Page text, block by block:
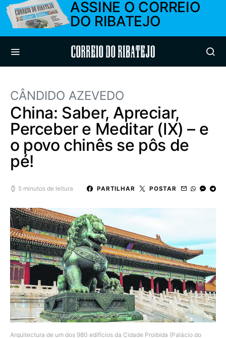
ASSINE O CORREIO
DO RIBATEJO
Correio do Ribatejo
CÂNDIDO AZEVEDO
China: Saber, Apreciar,
Perceber e Meditar (IX) – e
o povo chinês se pôs de
pé!
5 minutos de leitura PARTILHAR POSTAR
Arquitectura de um dos 980 edifícios da Cidade Proibida (Palácio do